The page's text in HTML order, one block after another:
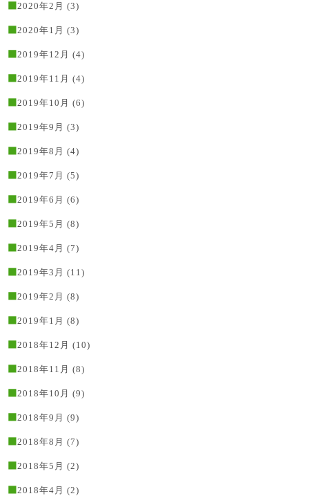
2020年2月 (3)
2020年1月 (3)
2019年12月 (4)
2019年11月 (4)
2019年10月 (6)
2019年9月 (3)
2019年8月 (4)
2019年7月 (5)
2019年6月 (6)
2019年5月 (8)
2019年4月 (7)
2019年3月 (11)
2019年2月 (8)
2019年1月 (8)
2018年12月 (10)
2018年11月 (8)
2018年10月 (9)
2018年9月 (9)
2018年8月 (7)
2018年5月 (2)
2018年4月 (2)